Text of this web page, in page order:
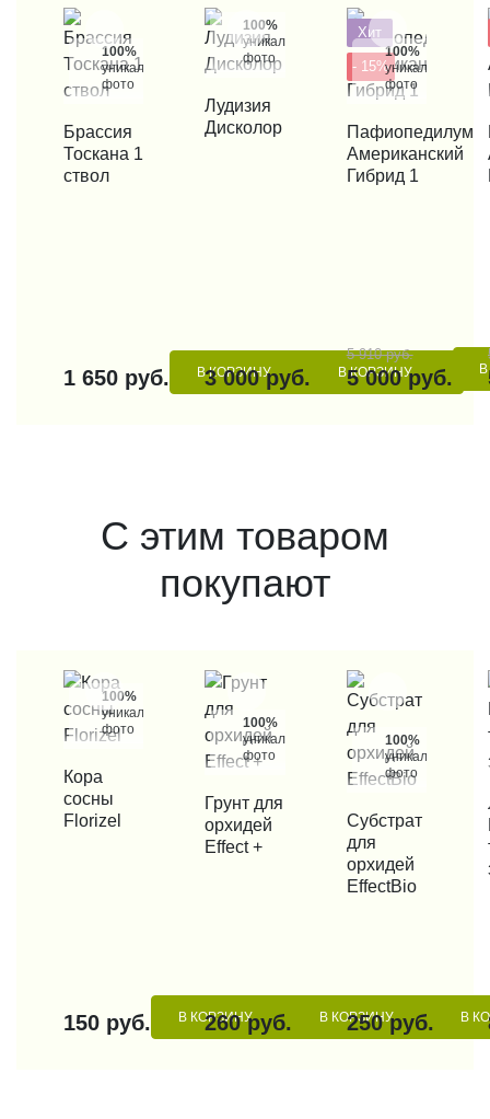
100%
уникальные
фото
КУПИТЬ В 1 КЛИК
Брассия
Тоскана 1
ствол
1 650 руб. В КОРЗИНУ
100%
уникальные
фото
КУПИТЬ В 1 КЛИК
Лудизия
Дисколор
3 000 руб. В КОРЗИНУ
Хит
- 15%
100%
уникальные
фото
КУПИТЬ В 1 КЛИК
Пафиопедилум
Американский
Гибрид 1
5 910 руб.
5 000 руб.
С этим товаром
покупают
100%
уникальные
фото
КУПИТЬ В 1 КЛИК
Кора
сосны
Florizel
150 руб. В КОРЗИНУ
100%
уникальные
фото
КУПИТЬ В 1 КЛИК
Грунт для
орхидей
Effect +
260 руб. В КОРЗИНУ
100%
уникальные
фото
КУПИТЬ В 1 КЛИК
Субстрат
для
орхидей
EffectBio
250 руб. В